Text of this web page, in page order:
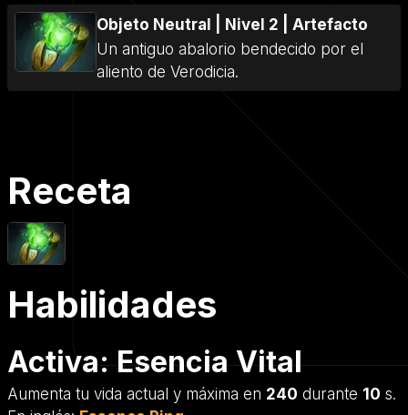
Objeto Neutral Nivel 2
Artefacto
Un antiguo abalorio bendecido por el
aliento de Verodicia.
Receta
Habilidades
Activa: Esencia Vital
Aumenta tu vida actual y máxima en 240 durante 10 s.